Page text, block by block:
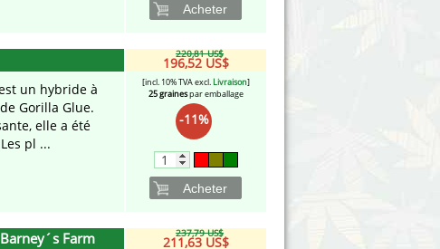
Acheter
un hybride à
Gorilla Glue.
elle a été
pl ...
220,81 US$
196,52 US$
[incl. 10% TVA excl. Livraison]
25 grainespar emballage
-11%
Acheter
Farm 237,79 US$
211,63 US$